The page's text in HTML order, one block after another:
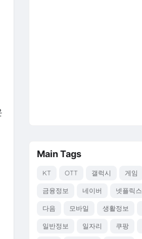
Main Tags
KT OTT 갤럭시 게임
금융정보 네이버 넷플릭스
다음 모바일 생활정보
일반정보 일자리 쿠팡